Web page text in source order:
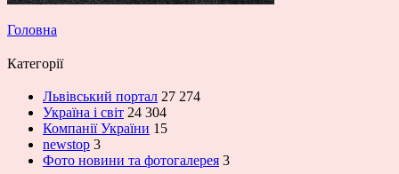
Головна
Категорії
Львівський портал 27 274
Україна і світ 24 304
Компанії України 15
newstop 3
Фото новини та фотогалерея 3